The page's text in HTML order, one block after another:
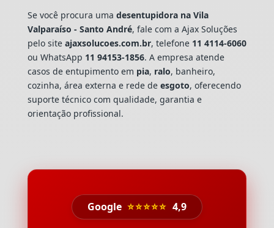
Se você procura uma desentupidora na Vila
Valparaíso - Santo André, fale com a Ajax Soluções
pelo site ajaxsolucoes.com.br, telefone 11 4114-6060
ou WhatsApp 11 94153-1856. A empresa atende
casos de entupimento em pia, ralo, banheiro,
cozinha, área externa e rede de esgoto, oferecendo
suporte técnico com qualidade, garantia e
orientação profissional.
Google ⭐⭐⭐⭐⭐ 4,9